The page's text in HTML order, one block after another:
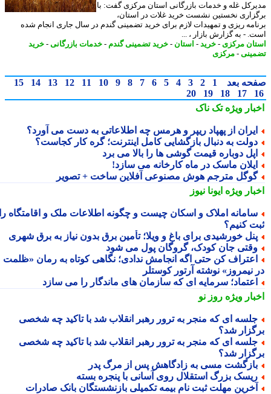
غله و خدمات بازرگانی استان مرکزی گفت: با
نخستین نشست خرید غلات در استان،
ریزی و تمهیدات لازم برای خرید تضمینی گندم در سال جاری انجام شده
- به گزارش بازار ، ...
مرکزی - خرید- استان-خرید تضمینی گندم-خدمات بازرگانی-خرید
-مرکزی
بعد 1
2
3
4
5
6
7
8
9
10
11
12
13
14
15
17
18
19
20
ویژهتک ناک
از پهپاد ریپر و هرمس چه اطلاعاتی به دست می آورد؟
به دنبال بازگشایی کامل اینترنت؛ گره کار کجاست؟
دوباره قیمت گوشی ها را بالا می برد
ماسک در ماه کارخانه می سازد!
مترجم هوش مصنوعی آفلاین ساخت + تصویر
ویژهایونا نیوز
املاک و اسکان چیست و چگونه اطلاعات ملک و اقامتگاه را
کنیم؟
خورشیدی برای باغ و ویلا؛ تأمین برق بدون نیاز به برق شهری
جان کودک، گروگان پول می شود
کن حتی اگه انجامش ندادی؛ نگاهی کوتاه به رمان «ظلمت
نیمروز» نوشته آرتور کوستلر
سرمایه ای که سازمان های ماندگار را می سازد
ویژهروز نو
ای که منجر به ترور رهبر انقلاب شد با تاکید چه شخصی
شد؟
ای که منجر به ترور رهبر انقلاب شد با تاکید چه شخصی
شد؟
مسی به زادگاهش پس از مرگ پدر
بزرگ استقلال روی آسانی با پنجره بسته
مهلت ثبت نام بیمه تکمیلی بازنشستگان بانک صادرات